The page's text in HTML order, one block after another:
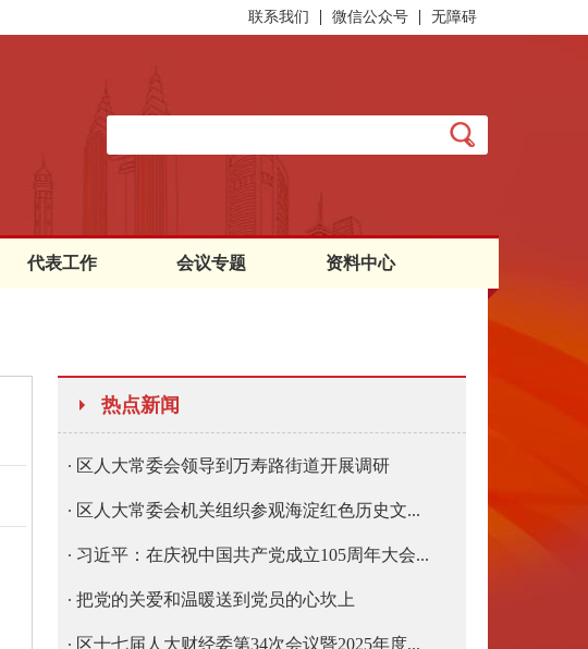
联系我们 微信公众号 无障碍
代表工作 会议专题 资料中心
热点新闻
区人大常委会领导到万寿路街道开展调研
区人大常委会机关组织参观海淀红色历史文...
习近平：在庆祝中国共产党成立105周年大会...
把党的关爱和温暖送到党员的心坎上
区十七届人大财经委第34次会议暨2025年度...